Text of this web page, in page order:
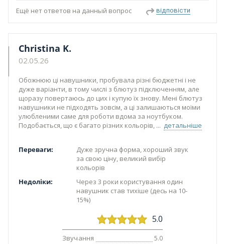
Ещё нет ответов на данный вопрос відповісти
Christina K.
02.05.26
Обожнюю ці навушники, пробувала різні бюджетні і не
дуже варіанти, в тому числі з блютуз підключенням, але
щоразу повертаюсь до цих і купую їх знову. Мені блютуз
навушники не підходять зовсім, а ці залишаються моїми
улюбленими саме для роботи вдома за ноутбуком.
Подобається, що є багато різних кольорів,
детальніше
Переваги:
Дуже зручна форма, хороший звук
за свою ціну, великий вибір
кольорів
Недоліки:
Через 3 роки користування один
навушник став тихіше (десь на 10-
15%)
5.0
Звучання 5.0